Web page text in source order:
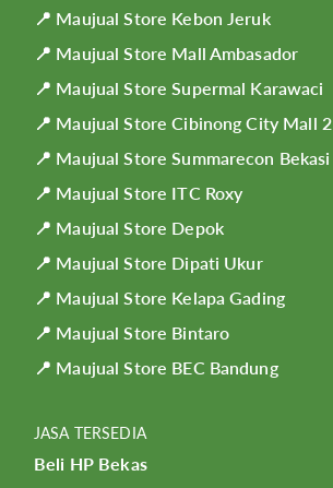
📍 Maujual Store Kebon Jeruk
📍 Maujual Store Mall Ambasador
📍 Maujual Store Supermal Karawaci
📍 Maujual Store Cibinong City Mall 2
📍 Maujual Store Summarecon Bekasi
📍 Maujual Store ITC Roxy
📍 Maujual Store Depok
📍 Maujual Store Dipati Ukur
📍 Maujual Store Kelapa Gading
📍 Maujual Store Bintaro
📍 Maujual Store BEC Bandung
JASA TERSEDIA
Beli HP Bekas